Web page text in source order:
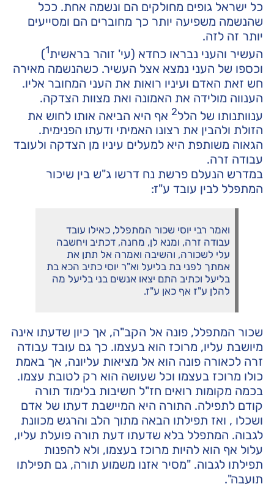
כל ישראל גופים מחולקים הם ונשמה אחת. ככל
שהנשמה משפיעה יותר כך מחוברים הם ומסייעים
יותר זה לזה.
העשיר והעני נבראו כחדא (עי' זוהר בראשית1
)
וכספו של העני נמצא אצל העשיר. כשהנשמה מאירה
חש זאת האדם ועיניו רואות את העני המחובר אליו.
הענווה מולידה את האמונה ואת מצוות הצדקה.
ענוותנותו של הלל2אף היא הביאה אותו לחוש את
הזולת ולהבין את רצונו האמיתי ודעתו הפנימית.
הגאוה משותפת היא למעלים עיניו מן הצדקה ולעובד
עבודה זרה.
במדרש הנעלם פרשת נח דרשו ג"ש בין שיכור
המתפלל לבין עובד ע"ז:
ואמר רבי יוסי שכור המתפלל, כאילו עובד
עבודה זרה, ומנא לן, מחנה, דכתיב ויחשבה
עלי לשכורה, והשיבה ואמרה אל תתן את
אמתך לפני בת בליעל וא"ר יוסי כתיב הכא בת
בליעל וכתיב התם יצאו אנשים בני בליעל מה
להלן ע"ז אף כאן ע"ז.
שכור המתפלל, פונה אל הקב"ה, אך כיון שדעתו אינה
מיושבת עליו, מרוכז הוא בעצמו. כך גם עובד עבודה
זרה לכאורה פונה הוא אל מציאות עליונה, אך באמת
כולו מרוכז בעצמו וכל שעושה הוא רק לטובת עצמו.
בכמה מקומות רואים חז"ל חשיבות בלימוד תורה
קודם לתפילה. התורה היא המיישבת דעתו של אדם
ושכלו , ואז תפילתו הבאה מתוך הלב והרגש מכוונת
לגבוה. המתפלל בלא שדעתו דעת תורה פועלת עליו,
עלול אף הוא להיות מרוכז בעצמו, ולא להפנות
תפילתו לגבוה. "מסיר אזנו משמוע תורה, גם תפילתו
תועבה".